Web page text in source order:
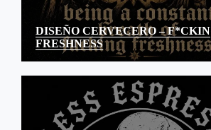
DISEÑO CERVECERO – F*CKIN
FRESHNESS